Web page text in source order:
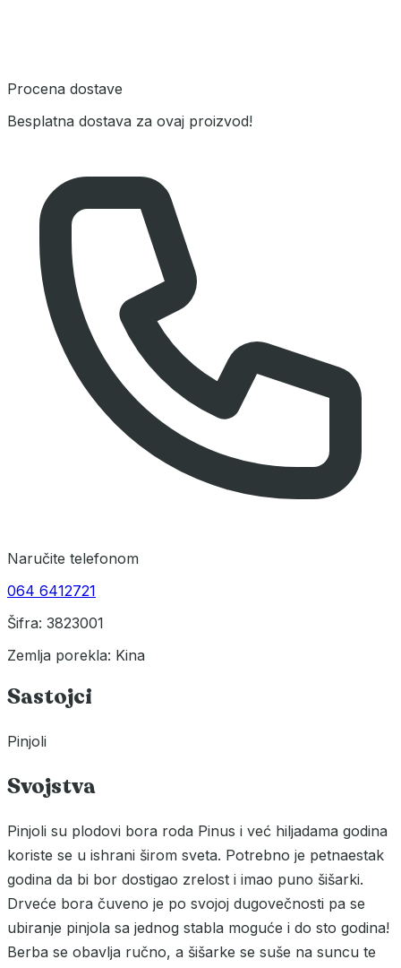
Procena dostave
Besplatna dostava za ovaj proizvod!
Naručite telefonom
064 6412721
Šifra: 3823001
Zemlja porekla: Kina
Sastojci
Pinjoli
Svojstva
Pinjoli su plodovi bora roda Pinus i već hiljadama godina
koriste se u ishrani širom sveta. Potrebno je petnaestak
godina da bi bor dostigao zrelost i imao puno šišarki.
Drveće bora čuveno je po svojoj dugovečnosti pa se
ubiranje pinjola sa jednog stabla moguće i do sto godina!
Berba se obavlja ručno, a šišarke se suše na suncu te